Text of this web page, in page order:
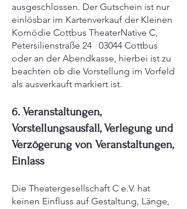
ausgeschlossen. Der Gutschein ist nur
einlösbar im Kartenverkauf der Kleinen
Komödie Cottbus TheaterNative C,
Petersilienstraße 24 03044 Cottbus
oder an der Abendkasse, hierbei ist zu
beachten ob die Vorstellung im Vorfeld
als ausverkauft markiert ist.
6. Veranstaltungen,
Vorstellungsausfall, Verlegung und
Verzögerung von Veranstaltungen,
Einlass
Die Theatergesellschaft C e.V. hat
keinen Einfluss auf Gestaltung, Länge,